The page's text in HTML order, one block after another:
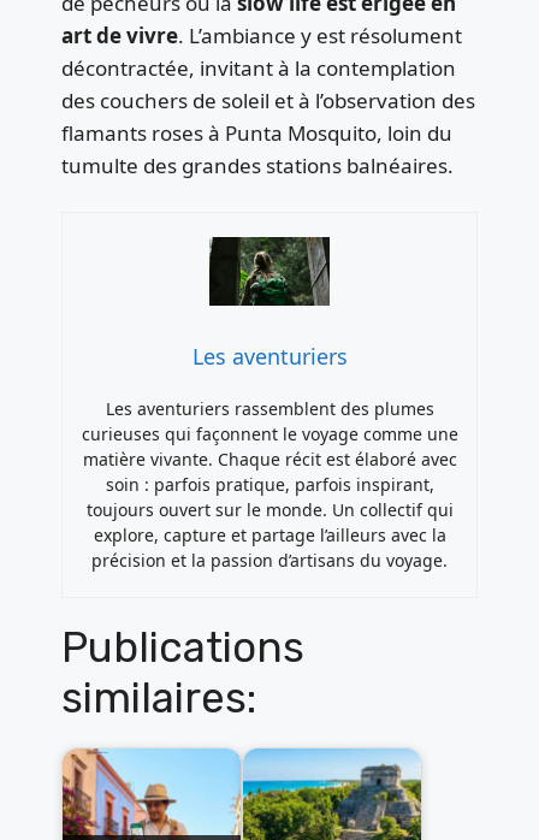
art de vivre. L’ambiance y est résolument
décontractée, invitant à la contemplation
des couchers de soleil et à l’observation des
flamants roses à Punta Mosquito, loin du
tumulte des grandes stations balnéaires.
Les aventuriers
Les aventuriers rassemblent des plumes
curieuses qui façonnent le voyage comme une
matière vivante. Chaque récit est élaboré avec
soin : parfois pratique, parfois inspirant,
toujours ouvert sur le monde. Un collectif qui
explore, capture et partage l’ailleurs avec la
précision et la passion d’artisans du voyage.
Publications
similaires: